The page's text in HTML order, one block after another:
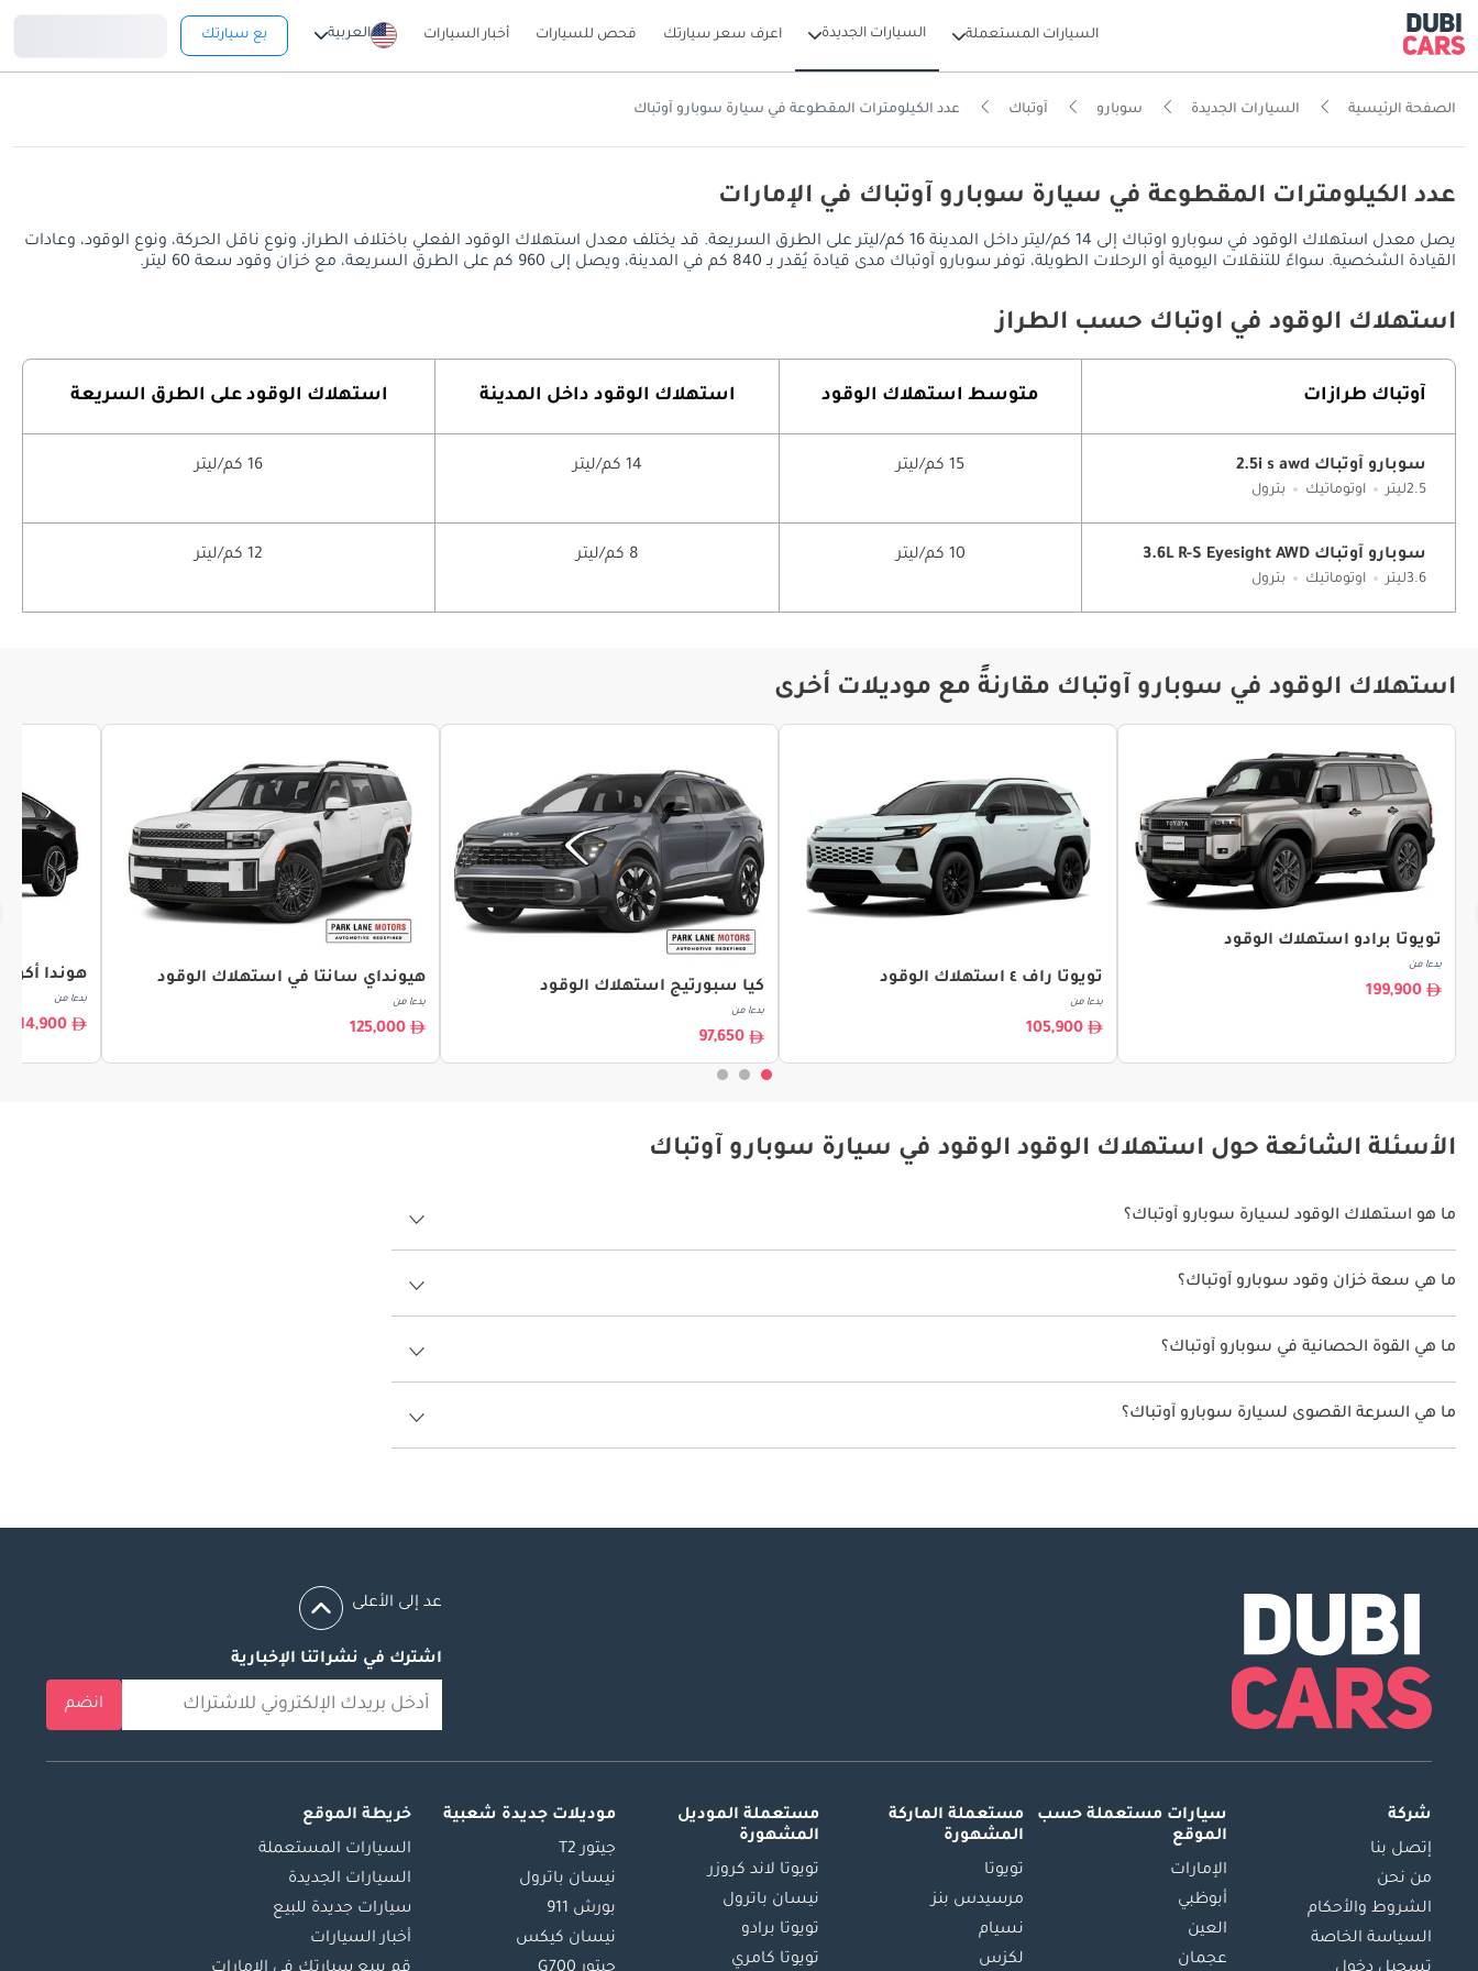
السيارات المستعملة السيارات الجديدة اعرف سعر سيارتك فحص للسيارات أخبار السيارات العربية بع سيارتك
الصفحة الرئيسية السيارات الجديدة سوبارو آوتباك عدد الكيلومترات المقطوعة في سيارة سوبارو آوتباك
عدد الكيلومترات المقطوعة في سيارة سوبارو آوتباك في الإمارات
يصل معدل استهلاك الوقود في سوبارو آوتباك إلى 14 كم/ليتر داخل المدينة 16 كم/ليتر على الطرق السريعة. قد يختلف معدل استهلاك الوقود الفعلي باختلاف الطراز، ونوع ناقل الحركة، ونوع الوقود، وعادات
القيادة الشخصية. سواءً للتنقلات اليومية أو الرحلات الطويلة، توفر سوبارو آوتباك مدى قيادة يُقدر بـ 840 كم في المدينة، ويصل إلى 960 كم على الطرق السريعة، مع خزان وقود سعة 60 ليتر.
استهلاك الوقود في آوتباك حسب الطراز
آوتباك طرازات متوسط ​​استهلاك الوقود استهلاك الوقود داخل المدينة استهلاك الوقود على الطرق السريعة
سوبارو آوتباك 2.5i s awd
2.5ليتر اوتوماتيك بترول
15 كم/ليتر 14 كم/ليتر 16 كم/ليتر
سوبارو آوتباك 3.6L R-S Eyesight AWD
3.6ليتر اوتوماتيك بترول
10 كم/ليتر 8 كم/ليتر 12 كم/ليتر
استهلاك الوقود في سوبارو آوتباك مقارنةً مع موديلات أخرى
تويوتا برادو استهلاك الوقود
بدءا من
199,900
تويوتا راف ٤ استهلاك الوقود
بدءا من
105,900
كيا سبورتيج استهلاك الوقود
بدءا من
97,650
هيونداي سانتا في استهلاك الوقود
بدءا من
125,000
هوندا
بدءا من
114,900
الأسئلة الشائعة حول استهلاك الوقود الوقود في سيارة سوبارو آوتباك
ما هو استهلاك الوقود لسيارة سوبارو آوتباك؟
يتراوح استهلاك الوقود لسيارة سوبارو آوتباك بين 8 كم/ليتر - 14 كم/ليتر.
ما هي سعة خزان وقود سوبارو آوتباك؟
سعة خزان وقود سوبارو آوتباك 60 ليتر.
ما هي القوة الحصانية في سوبارو آوتباك؟
تنتج سوبارو آوتباك قوة 172 حصان - 257 حصان.
ما هي السرعة القصوى لسيارة سوبارو آوتباك؟
السرعة القصوى لسيارة سوبارو آوتباك هي 198 كم/الساعة - 235 كم/الساعة.
عد إلى الأعلى
اشترك في نشراتنا الإخبارية
انضم
شركة
إتصل بنا
من نحن
الشروط والأحكام
السياسة الخاصة
سيارات مستعملة حسب
الموقع
الإمارات
أبوظبي
العين
عجمان
مستعملة الماركة
المشهورة
تويوتا
مرسيدس بنز
نسيام
لكزس
مستعملة الموديل
المشهورة
تويوتا لاند كروزر
نيسان باترول
تويوتا برادو
تويوتا كامري
موديلات جديدة شعبية
جيتور T2
نيسان باترول
بورش 911
نيسان كيكس
خريطة الموقع
السيارات المستعملة
السيارات الجديدة
سيارات جديدة للبيع
أخبار السيارات